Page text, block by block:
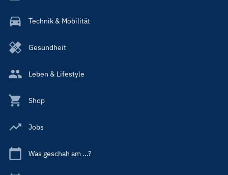
Technik & Mobilität
Gesundheit
Leben & Lifestyle
Shop
Jobs
Was geschah am ...?